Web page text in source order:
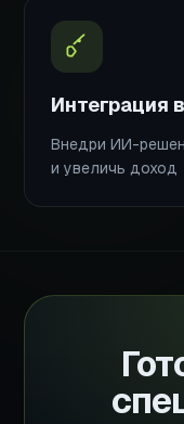
Интеграция
Внедри ИИ-
и увеличь доход